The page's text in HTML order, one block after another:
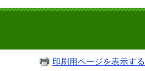
印刷用ページを表示する